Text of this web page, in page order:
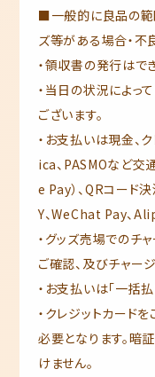
■一般的に良品の範
ズ等がある場合・不
・領収書の発行はで
・当日の状況によっ
ございます。
・お支払いは現金、
ica、PASMOなど交
e Pay）、QRコード
Y、WeChat Pay、
・グッズ売場でのチ
ご確認、及びチャー
・お支払いは「一括
・クレジットカード
必要となります。暗
けません。